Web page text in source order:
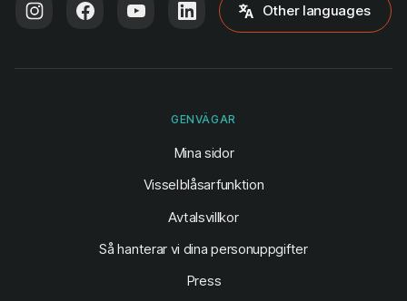
Other languages
GENVÄGAR
Mina sidor(öppnas i ny flik)
Visselblåsarfunktion
Avtalsvillkor
Så hanterar vi dina personuppgifter
Press